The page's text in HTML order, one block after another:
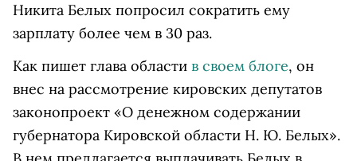
Никита Белых попросил сократить ему
зарплату более чем в 30 раз.
Как пишет глава области в своем блоге, он
внес на рассмотрение кировских депутатов
законопроект «О денежном содержании
губернатора Кировской области Н. Ю. Белых».